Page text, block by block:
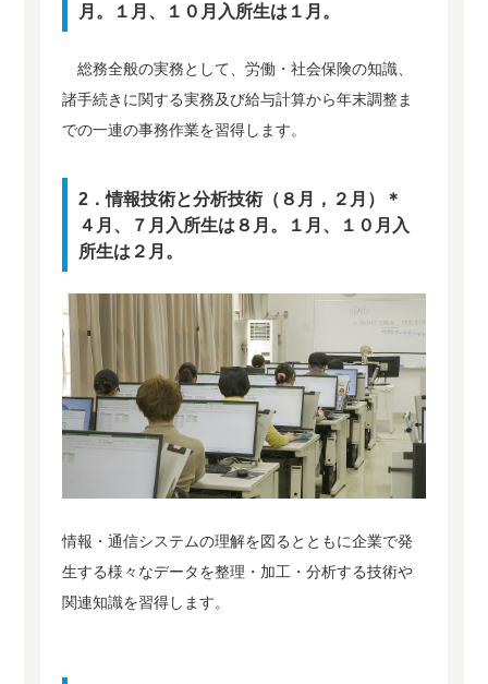
月。１月、１０月入所生は１月。
総務全般の実務として、労働・社会保険の知識、
諸手続きに関する実務及び給与計算から年末調整ま
での一連の事務作業を習得します。
2．情報技術と分析技術（８月，２月）＊
４月、７月入所生は８月。１月、１０月入
所生は２月。
情報・通信システムの理解を図るとともに企業で発
生する様々なデータを整理・加工・分析する技術や
関連知識を習得します。